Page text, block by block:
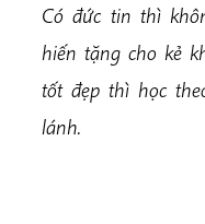
Có đức tin thì
hiến tặng cho kẻ
tốt đẹp thì học
lánh.